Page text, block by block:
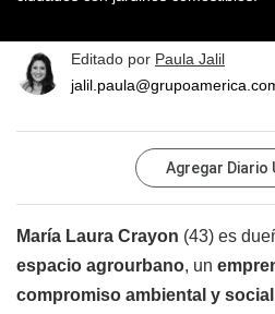
Editado por Paula Jalil
Agregar Diario
María Laura Crayon (43) es
espacio agrourbano, un
compromiso ambiental y social